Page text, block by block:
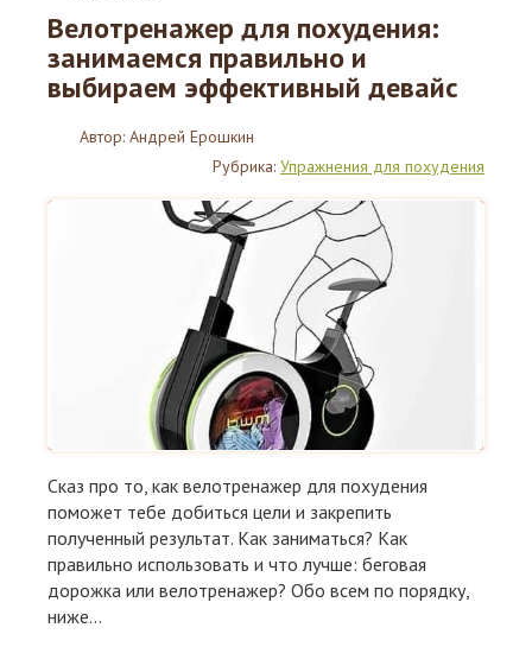
Велотренажер для похудения:
занимаемся правильно и
выбираем эффективный девайс
Автор: Андрей Ерошкин
Рубрика: Упражнения для похудения
Сказ про то, как велотренажер для похудения
поможет тебе добиться цели и закрепить
полученный результат. Как заниматься? Как
правильно использовать и что лучше: беговая
дорожка или велотренажер? Обо всем по порядку,
ниже...